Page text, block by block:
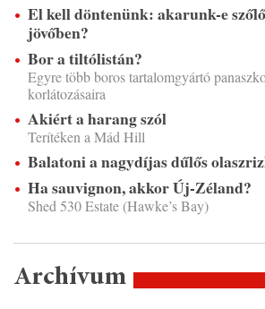
El kell döntenünk: akarunk-e
jövőben?
Bor a tiltólistán?
Egyre több boros tartalomgyártó
korlátozásaira
Akiért a harang szól
Terítéken a Mád Hill
Balatoni a nagydíjas dűlős
Ha sauvignon, akkor Új-Zéland?
Shed 530 Estate (Hawke’s Bay)
Archívum